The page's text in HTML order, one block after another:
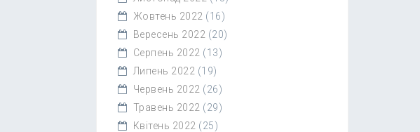
Жовтень 2022 (16)
Вересень 2022 (20)
Серпень 2022 (13)
Липень 2022 (19)
Червень 2022 (26)
Травень 2022 (29)
Квітень 2022 (25)